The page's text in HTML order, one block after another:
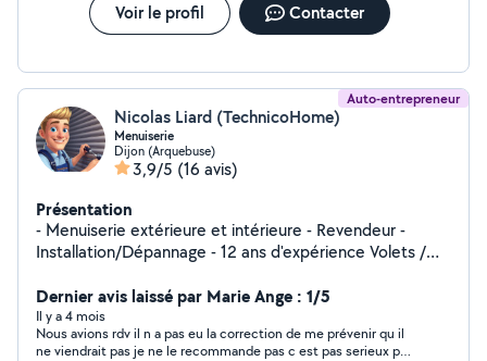
Voir le profil Contacter
Auto-entrepreneur
Nicolas Liard (TechnicoHome)
Menuiserie
Dijon (Arquebuse)
3,9/5 (16 avis)
Présentation
- Menuiserie extérieure et intérieure - Revendeur -
Installation/Dépannage - 12 ans d'expérience Volets /
Corps / Pergolas / Stores intérieurs et extérieurs -
Serrurerie - Motorisation des volets/stores/Portails
manuels - Portes intérieures / parquet
Dernier avis laissé par Marie Ange : 1/5
Il y a 4 mois
Nous avions rdv il n a pas eu la correction de me prévenir qu il
ne viendrait pas je ne le recommande pas c est pas serieux par